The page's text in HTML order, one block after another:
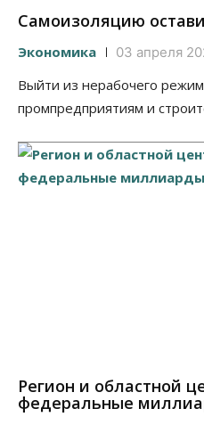
Самоизоляцию
Экономика 03 апреля
Выйти из нерабочего
промпредприятиям и
Регион и областной
федеральные